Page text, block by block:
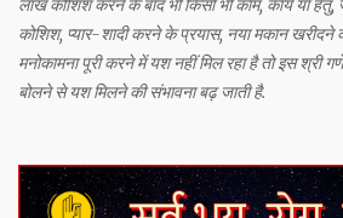
लाख कोशिश करने के बाद भी किसी भी काम, कार्य या
कोशिश, प्यार-शादी करने के प्रयास, नया मकान
मनोकामना पूरी करने में यश नहीं मिल रहा है तो इस श्री
बोलने से यश मिलने की संभावना बढ़ जाती है.